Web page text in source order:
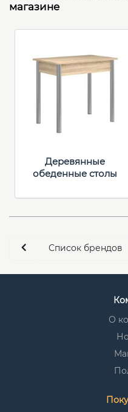
магазине
Деревянные
обеденные столы
Список брендов
О